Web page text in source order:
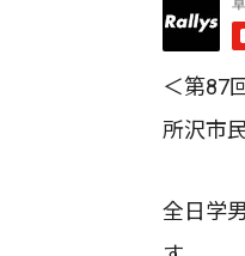
＜第87
所沢市
全日学